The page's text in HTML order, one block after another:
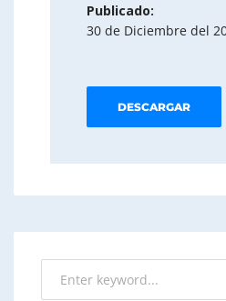
Publicado:
30 de Diciembre del
DESCARGAR